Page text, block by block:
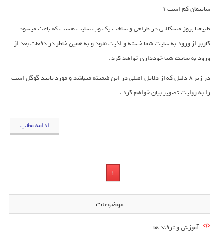
سایتمان کم است ؟
طبیعتا بروز مشکلاتی در طراحی و ساخت یک وب سایت هست که باعث میشود
کاربر از ورود به سایت شما خسته و اذیت شود و به همین خاطر در دفعات بعد از
ورود به سایت شما خودداری خواهد کرد .
در زیر 8 دلیل که از دلایل اصلی در این ضمینه میباشد و مورد تایید گوگل است
را به روایت تصویر بیان خواهم کرد .
ادامه مطلب
1
موضوعات
آموزش و ترفند ها